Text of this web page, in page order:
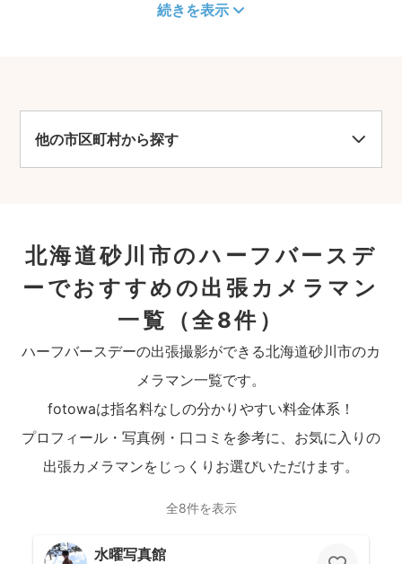
続きを表示
他の市区町村から探す
北海道砂川市のハーフバースデ
ーでおすすめの出張カメラマン
一覧
（全8件）
ハーフバースデーの出張撮影ができる北海道砂川市のカ
メラマン一覧です。
fotowaは指名料なしの分かりやすい料金体系！
プロフィール・写真例・口コミを参考に、お気に入りの
出張カメラマンをじっくりお選びいただけます。
全8件を表示
水曜写真館